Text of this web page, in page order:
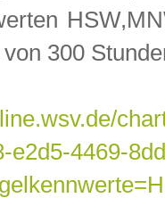
300
e2d5-4469-